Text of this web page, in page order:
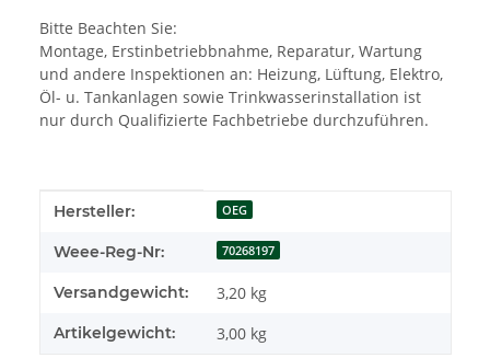
Bitte Beachten Sie:
Montage, Erstinbetriebbnahme, Reparatur, Wartung
und andere Inspektionen an: Heizung, Lüftung, Elektro,
Öl- u. Tankanlagen sowie Trinkwasserinstallation ist
nur durch Qualifizierte Fachbetriebe durchzuführen.
Produkteigenschaft
Wert
Hersteller: OEG
Weee-Reg-Nr: 70268197
Versandgewicht: 3,20 kg
Artikelgewicht: 3,00 kg